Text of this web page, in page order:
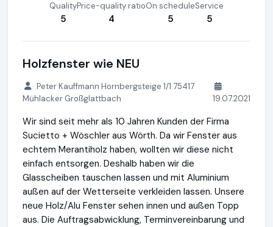
Quality
5
Price-quality ratio
4
On schedule
5
Service
5
Holzfenster wie NEU
Peter Kauffmann Hornbergsteige 1/1 75417
Mühlacker Großglattbach
19.07.2021
Wir sind seit mehr als 10 Jahren Kunden der Firma
Sucietto + Wöschler aus Wörth. Da wir Fenster aus
echtem Merantiholz haben, wollten wir diese nicht
einfach entsorgen. Deshalb haben wir die
Glasscheiben tauschen lassen und mit Aluminium
außen auf der Wetterseite verkleiden lassen. Unsere
neue Holz/Alu Fenster sehen innen und außen Topp
aus. Die Auftragsabwicklung, Terminvereinbarung und